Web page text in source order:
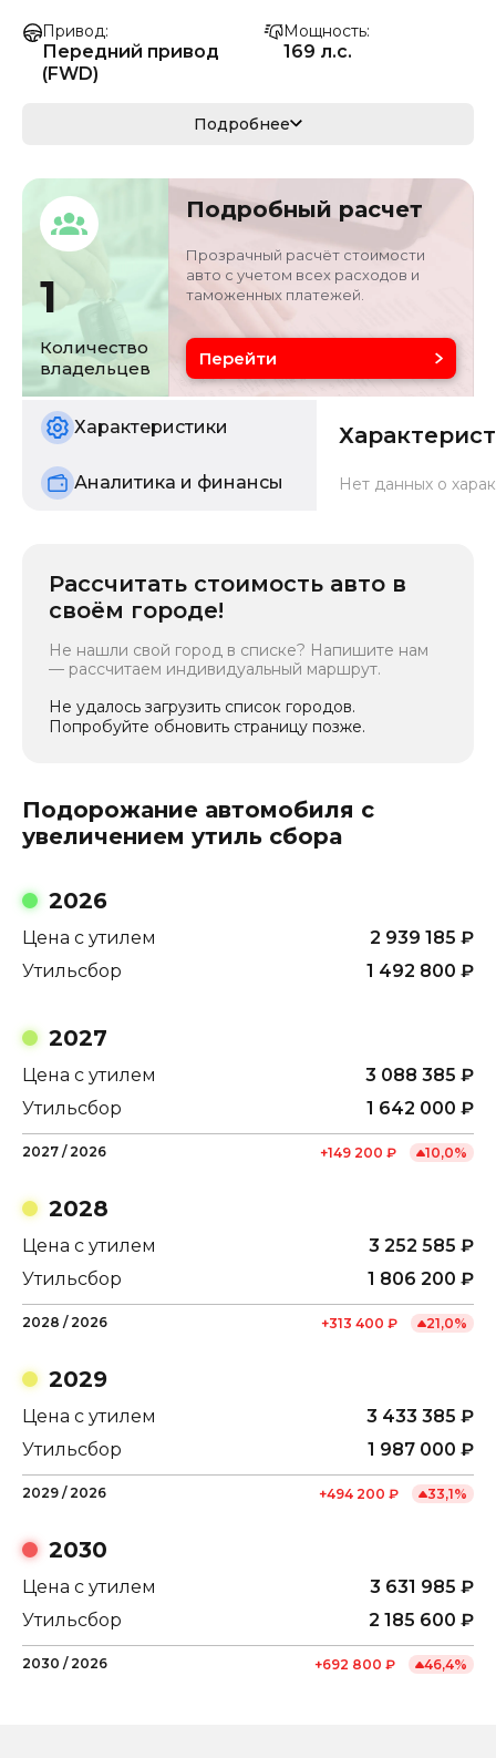
Привод
Передний привод
(FWD)
Мощность
169 л.с.
124 кВ
Кузов
кроссовер/
внедорожник
LSGXC8356MV2805
Объём двигателя
1.5 л
Цвет
Состояние
б/у
Подробнее
1
Количество
владельцев
Подробный расчет
Прозрачный расчёт стоимости
авто с учетом всех расходов и
таможенных платежей.
Перейти
Характеристики
Аналитика и финансы Нет данных о
Рассчитать стоимость авто в
своём городе!
Не нашли свой город в списке? Напишите нам
— рассчитаем индивидуальный маршрут.
Не удалось загрузить список городов.
Попробуйте обновить страницу позже.
Подорожание автомобиля с
увеличением утиль сбора
2026
Цена с утилем 2 939 185 ₽
Утильсбор
1 492 800 ₽
2027
Цена с утилем 3 088 385 ₽
Утильсбор
1 642 000 ₽
2027 / 2026 +149 200 ₽ 10,0%
2028
Цена с утилем 3 252 585 ₽
Утильсбор
1 806 200 ₽
2028 / 2026 +313 400 ₽ 21,0%
2029
Цена с утилем 3 433 385 ₽
Утильсбор
1 987 000 ₽
2029 / 2026 +494 200 ₽ 33,1%
2030
Цена с утилем 3 631 985 ₽
Утильсбор
2 185 600 ₽
2030 / 2026 +692 800 ₽ 46,4%